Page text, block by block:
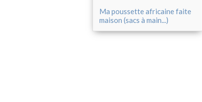
Ma poussette africaine faite
maison (sacs à main...)